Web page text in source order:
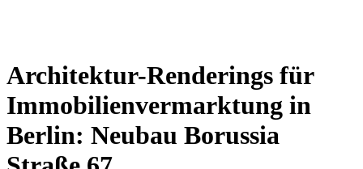
Architektur-Renderings für
Immobilienvermarktung in
Berlin: Neubau Borussia